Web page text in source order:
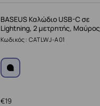
BASEUS Καλώδιο USB-C σε
Lightning, 2 μετρητής, Μαύρος
Κωδικός: CATLWJ-A01
19
€